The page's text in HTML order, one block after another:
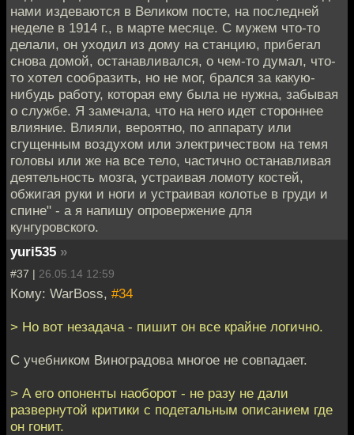
нами издеваются в Великом посте, на последней
неделе в 1914 г., в марте месяце. С мужем что-то
делали, он уходил из дому на станцию, прибегал
снова домой, останавливался, о чем-то думал, что-
то хотел сообразить, но не мог, брался за какую-
нибудь работу, которая ему была не нужна, забывая
о службе. Я замечала, что на него идет стороннее
влияние. Влияли, вероятно, по аппарату или
сгущенным воздухом или электричеством на темя
головы или же на все тело, частично останавливая
деятельность мозга, устраивая ломоту костей,
обжигая руки и ноги и устраивая колотье в груди и
спине" - а я напишу опровержение для
кунгуровского.
yuri535 »
#37 | 26.05.14 12:59
Кому: WarBoss, #34
> Но вот незадача - пишит он все крайне логично.
С учебником Виноградова многое не совпадает.
> А его опоненты наоборот - не разу не дали
развернутой критики с подетальным описанием где
он гонит.